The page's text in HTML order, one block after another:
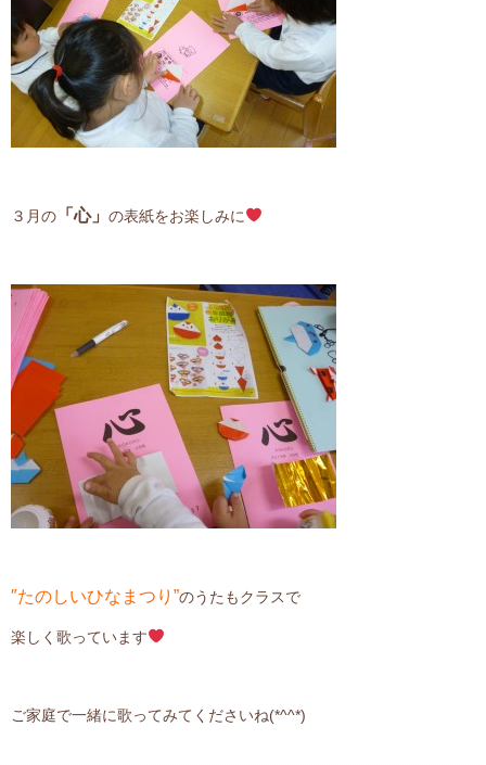
３月の 「心」 の表紙をお楽しみに
″たのしいひなまつり”のうたもクラスで
楽しく歌っています
ご家庭で一緒に歌ってみてくださいね(*^^*)